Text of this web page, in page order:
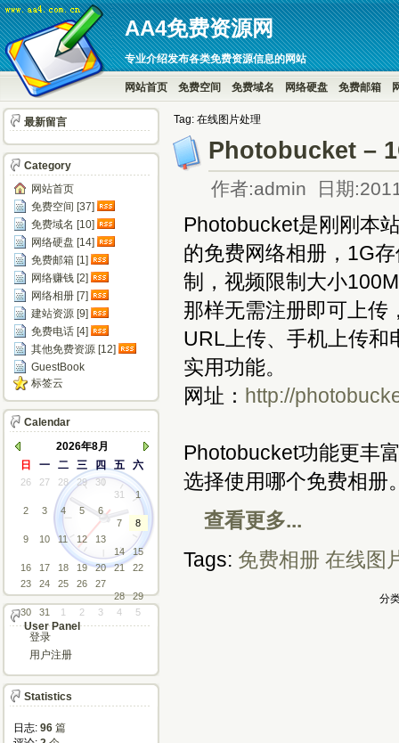
AA4免费资源网
专业介绍发布各类免费资源信息的网站
网站首页 免费空间 免费域名 网络硬盘 免费邮箱
Tag: 在线图片处理
Photobucket –
作者:admin 日期
Photobucket是刚刚本
的免费网络相册，1G
制，视频限制大小
那样无需注册即可上传
URL上传、手机上传和
实用功能。
网址： http://
Photobucket功能更丰
选择使用哪个免费相册
查看更多...
Tags: 免费相册 在线图
分
最新留言
Category
网站首页
免费空间 [37]
免费域名 [10]
网络硬盘 [14]
免费邮箱 [1]
网络赚钱 [2]
网络相册 [7]
建站资源 [9]
免费电话 [4]
其他免费资源 [12]
GuestBook
标签云
Calendar
2026年8月
日
一 二 三 四 五 六
26 27 28 29
30
31
1
2
3 4 5
6
7
8
9
10 11 12
13
14
15
16
17 18 19 20 21
22
23
24 25 26
27
28
29
30
31 1 2 3 4 5
User Panel
登录
用户注册
Statistics
日志: 96 篇